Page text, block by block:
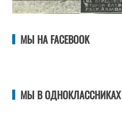
МЫ НА FACEBOOK
МЫ В ОДНОКЛАССНИКАХ